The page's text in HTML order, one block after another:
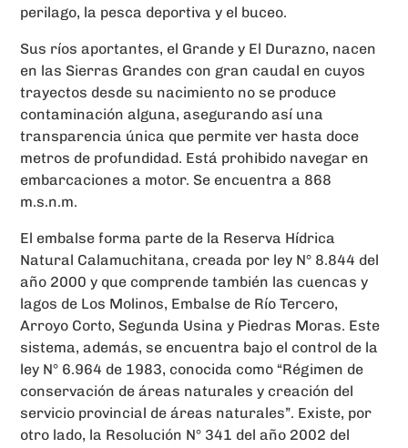
perilago, la pesca deportiva y el buceo.
Sus ríos aportantes, el Grande y El Durazno, nacen
en las Sierras Grandes con gran caudal en cuyos
trayectos desde su nacimiento no se produce
contaminación alguna, asegurando así una
transparencia única que permite ver hasta doce
metros de profundidad. Está prohibido navegar en
embarcaciones a motor. Se encuentra a 868
m.s.n.m.
El embalse forma parte de la Reserva Hídrica
Natural Calamuchitana, creada por ley N° 8.844 del
año 2000 y que comprende también las cuencas y
lagos de Los Molinos, Embalse de Río Tercero,
Arroyo Corto, Segunda Usina y Piedras Moras. Este
sistema, además, se encuentra bajo el control de la
ley N° 6.964 de 1983, conocida como “Régimen de
conservación de áreas naturales y creación del
servicio provincial de áreas naturales”. Existe, por
otro lado, la Resolución N° 341 del año 2002 del